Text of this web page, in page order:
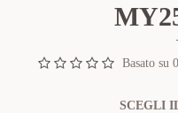
Basato su
SCEGLI